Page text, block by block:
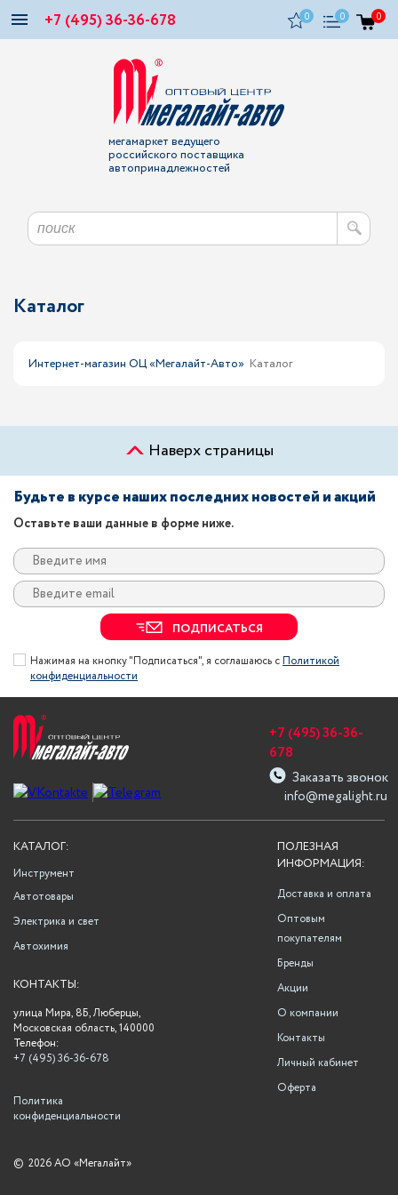
+7 (495) 36-36-678 0 0 0
мегамаркет ведущего
российского поставщика
автопринадлежностей
Каталог
Интернет-магазин ОЦ «Мегалайт-Авто» Каталог
Наверх страницы
Будьте в курсе наших последних новостей и акций
Оставьте ваши данные в форме ниже.
ПОДПИСАТЬСЯ
Нажимая на кнопку "Подписаться", я соглашаюсь сПолитикой
конфиденциальности
info@megalight.ru
+7 (495) 36-36-
678
Заказать звонок
ПОЛЕЗНАЯ
ИНФОРМАЦИЯ:
Доставка и оплата
Оптовым
покупателям
Бренды
Акции
О компании
Контакты
Личный кабинет
Оферта
КАТАЛОГ:
Инструмент
Автотовары
Электрика и свет
Автохимия
КОНТАКТЫ:
улица Мира, 8Б, Люберцы,
Московская область, 140000
Телефон:
+7 (495) 36-36-678
Политика
конфиденциальности
© 2026 АО «Мегалайт»